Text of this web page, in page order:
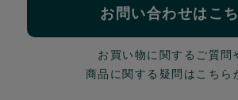
お問い合わせはこ
お買い物に関するご質問
商品に関する疑問はこちら